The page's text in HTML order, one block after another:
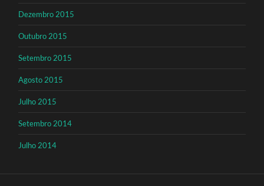
Dezembro 2015
Outubro 2015
Setembro 2015
Agosto 2015
Julho 2015
Setembro 2014
Julho 2014